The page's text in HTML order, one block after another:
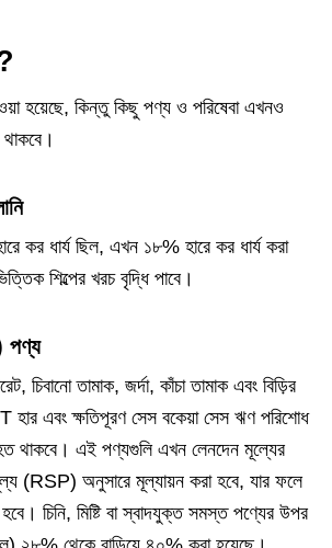
হয়েছে, কিন্তু কিছু পণ্য ও পরিষেবা এখনও
কর ধার্য ছিল, এখন ১৮% হারে কর ধার্য করা
শিল্পের খরচ বৃদ্ধি পাবে।
পণ্য
চিবানো তামাক, জর্দা, কাঁচা তামাক এবং বিড়ির
হার এবং ক্ষতিপূরণ সেস বকেয়া সেস ঋণ পরিশোধ
থাকবে। এই পণ্যগুলি এখন লেনদেন মূল্যের
মূল্য (RSP) অনুসারে মূল্যায়ন করা হবে, যার ফলে
চিনি, মিষ্টি বা স্বাদযুক্ত সমস্ত পণ্যের উপর